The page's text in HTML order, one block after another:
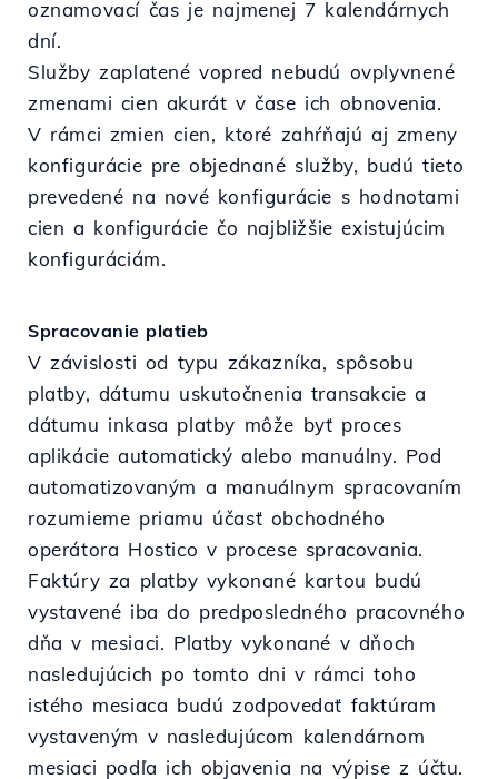
oznamovací čas je najmenej 7 kalendárnych
dní.
Služby zaplatené vopred nebudú ovplyvnené
zmenami cien akurát v čase ich obnovenia.
V rámci zmien cien, ktoré zahŕňajú aj zmeny
konfigurácie pre objednané služby, budú tieto
prevedené na nové konfigurácie s hodnotami
cien a konfigurácie čo najbližšie existujúcim
konfiguráciám.
Spracovanie platieb
V závislosti od typu zákazníka, spôsobu
platby, dátumu uskutočnenia transakcie a
dátumu inkasa platby môže byť proces
aplikácie automatický alebo manuálny. Pod
automatizovaným a manuálnym spracovaním
rozumieme priamu účasť obchodného
operátora Hostico v procese spracovania.
Faktúry za platby vykonané kartou budú
vystavené iba do predposledného pracovného
dňa v mesiaci. Platby vykonané v dňoch
nasledujúcich po tomto dni v rámci toho
istého mesiaca budú zodpovedať faktúram
vystaveným v nasledujúcom kalendárnom
mesiaci podľa ich objavenia na výpise z účtu.